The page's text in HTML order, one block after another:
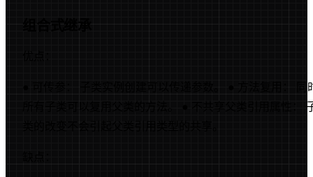
组合式继承
● 可传参： 子类实例创建可以传递参数。 ● 方法复用： 同
所有子类可以复用父类的方法。 ● 不共享父类引用属性：
类的改变不会引起父类引用类型的共享。